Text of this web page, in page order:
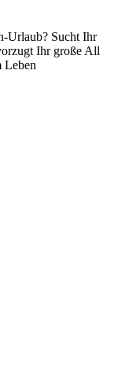
Urlaub? Sucht Ihr
Ihr große All
Leben